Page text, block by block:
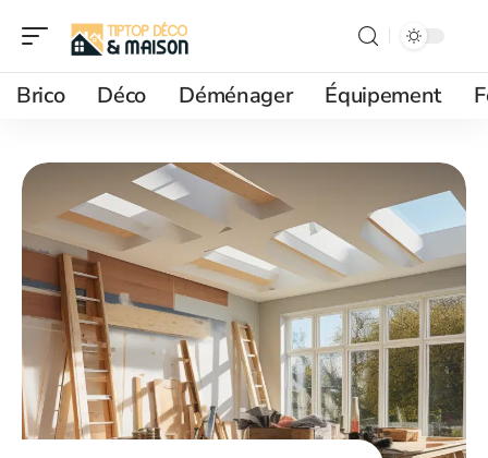
Brico Déco Déménager Équipement